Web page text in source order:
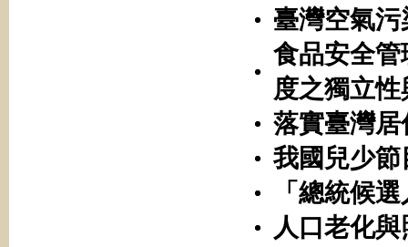
臺灣空氣
食品安全
度之獨立
落實臺灣
我國兒少
「總統候
人口老化